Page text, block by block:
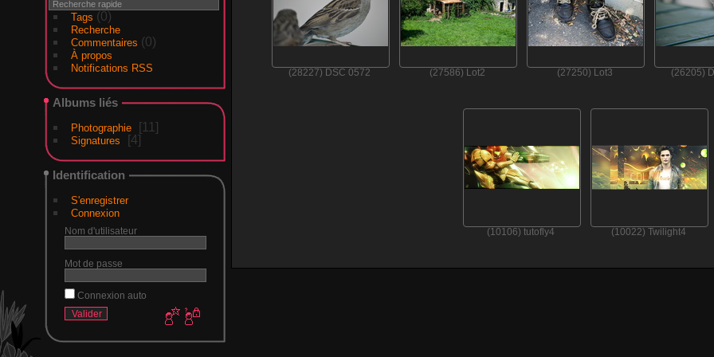
Tags (0)
Recherche
Commentaires (0)
À propos
Notifications RSS
Albums liés
Photographie 11
Signatures 4
Identification
S'enregistrer
Connexion
Nom d'utilisateur
Mot de passe
Connexion auto
(28227) DSC 0572 (27586) Lot2 (27250) Lot3 (26205)
(10106) tutofly4 (10022) Twilight4